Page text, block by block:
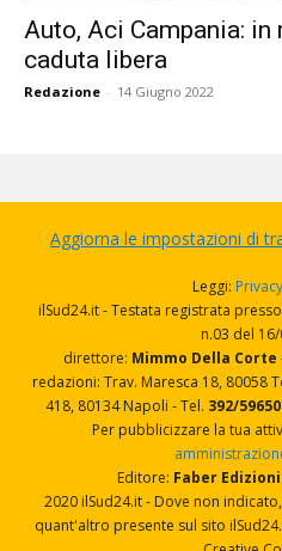
Auto, Aci Campania:
caduta libera
Redazione - 14 Giugno 2022
Aggiorna le impostazioni di
Leggi: Privacy
ilSud24.it - Testata registrata
n.03 del
direttore: Mimmo Della Corte
redazioni: Trav. Maresca 18, 80058
418, 80134 Napoli - Tel. 392/
Per pubblicizzare la tua
Editore: Faber Edizioni
2020 ilSud24.it - Dove non
quant'altro presente sul sito